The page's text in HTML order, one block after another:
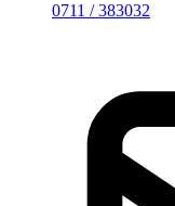
0711 / 383032